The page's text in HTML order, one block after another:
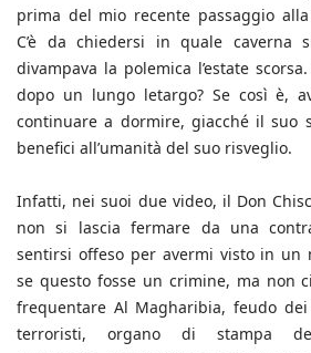
prima del mio recente passaggio
C’è da chiedersi in quale caverna
divampava la polemica l’estate
dopo un lungo letargo? Se così è,
continuare a dormire, giacché il suo
benefici all’umanità del suo risveglio.
Infatti, nei suoi due video, il Don
non si lascia fermare da una
sentirsi offeso per avermi visto in un
se questo fosse un crimine, ma non
frequentare Al Magharibia, feudo
terroristi, organo di stampa